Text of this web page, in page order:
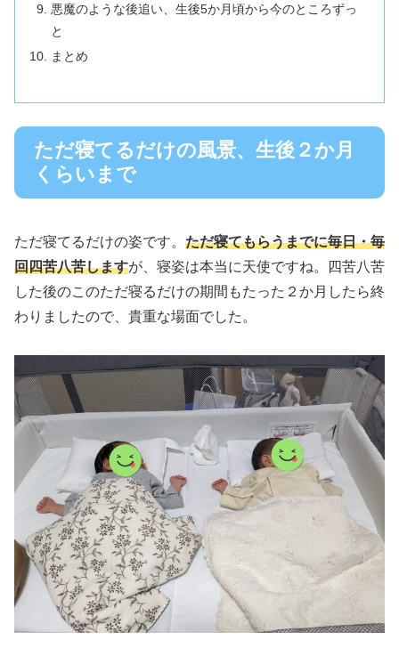
悪魔のような後追い、生後5か月頃から今のところずっ
と
まとめ
ただ寝てるだけの風景、生後２か月
くらいまで
ただ寝てるだけの姿です。 ただ寝てもらうまでに毎日・毎
回四苦八苦しますが、寝姿は本当に天使ですね。四苦八苦
した後のこのただ寝るだけの期間もたった２か月したら終
わりましたので、貴重な場面でした。